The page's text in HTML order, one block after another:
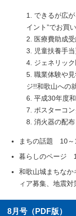
1. できるが広
イント”でお買
2. 医療費助成
3. 児童扶養手
4. ジェネリッ
5. 職業体験や
ジ!!和歌山への
6. 平成30年度
7. ポスターコ
8. 消火器の配
まちの話題 10～
暮らしのページ
和歌山城まちなか
ィア募集、地震
8月号（PDF版）